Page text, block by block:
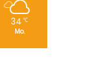
34 ℃
Mo.